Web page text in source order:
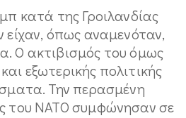
κατά της Γροιλανδίας
είχαν, όπως αναμενόταν,
Ο ακτιβισμός του όμως
εξωτερικής πολιτικής
Την περασμένη
του ΝΑΤΟ συμφώνησαν σε